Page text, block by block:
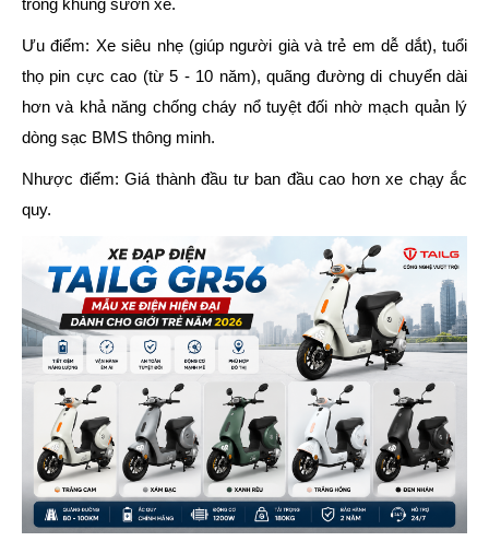
trong khung sườn xe.
Ưu điểm: Xe siêu nhẹ (giúp người già và trẻ em dễ dắt), tuổi
thọ pin cực cao (từ 5 - 10 năm), quãng đường di chuyển dài
hơn và khả năng chống cháy nổ tuyệt đối nhờ mạch quản lý
dòng sạc BMS thông minh.
Nhược điểm: Giá thành đầu tư ban đầu cao hơn xe chạy ắc
quy.